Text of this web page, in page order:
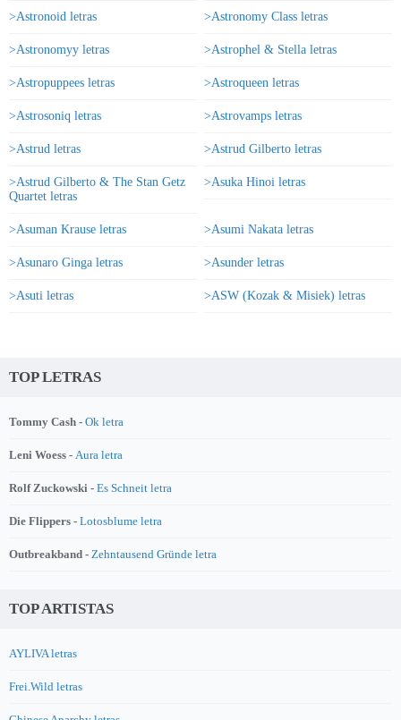
>Astronoid letras >Astronomy Class letras
>Astronomyy letras >Astrophel & Stella letras
>Astropuppees letras >Astroqueen letras
>Astrosoniq letras >Astrovamps letras
>Astrud letras >Astrud Gilberto letras
>Astrud Gilberto & The Stan Getz
Quartet letras
>Asuka Hinoi letras
>Asuman Krause letras >Asumi Nakata letras
>Asunaro Ginga letras >Asunder letras
>Asuti letras >ASW (Kozak & Misiek) letras
TOP LETRAS
Tommy Cash - Ok letra
Leni Woess - Aura letra
Rolf Zuckowski - Es Schneit letra
Die Flippers - Lotosblume letra
Outbreakband - Zehntausend Gründe letra
TOP ARTISTAS
AYLIVA letras
Frei.Wild letras